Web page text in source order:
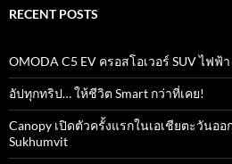
RECENT POSTS
OMODA C5 EV ครอสโอเวอร์ SUV ไฟฟ้า
อัปทุกทริป… ให้ชีวิต Smart กว่าที่เคย!
Canopy เปิดตัวครั้งแรกในเอเชียตะวันออ
Sukhumvit